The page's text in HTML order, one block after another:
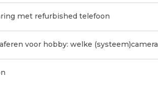
met refurbished telefoon
voor hobby: welke (systeem)camera